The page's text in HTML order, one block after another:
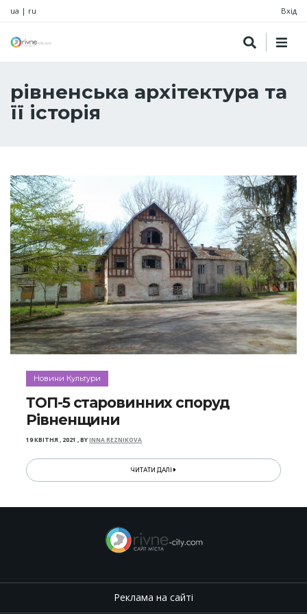
ua | ru Вхід
рівненська архітектура та
її історія
Новини Культури
ТОП-5 старовинних споруд
Рівненщини
19 КВІТНЯ , 2021 ,BYINNA REZNIKOVA
ЧИТАТИ ДАЛІ
Реклама на сайті